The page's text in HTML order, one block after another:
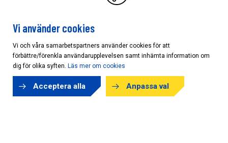
Cookieinställningar
Vi använder cookies
Vi och våra samarbetspartners använder cookies för att
förbättre/förenkla användarupplevelsen samt inhämta information om
dig för olika syften. Läs mer om cookies
Acceptera alla Anpassa val